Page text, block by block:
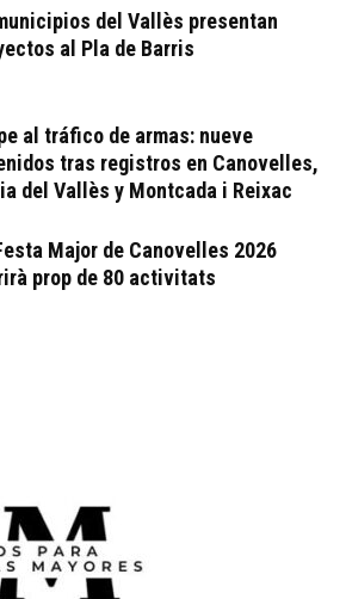
del Vallès presentan
al Pla de Barris
al tráfico de armas: nueve
tras registros en Canovelles,
del Vallès y Montcada i Reixac
Major de Canovelles 2026
prop de 80 activitats